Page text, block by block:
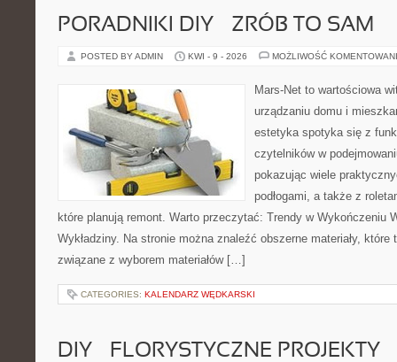
PORADNIKI DIY – ZRÓB TO SAM
POSTED BY ADMIN KWI - 9 - 2026 MOŻLIWOŚĆ
Mars-Net to wartościowa
urządzaniu domu i
estetyka spotyka się z
czytelników w
pokazując wiele
podłogami, a także z
które planują remont. Warto przeczytać: Trendy w Wykończeniu
Wykładziny. Na stronie można znaleźć obszerne materiały, które
związane z wyborem materiałów […]
CATEGORIES: KALENDARZ WĘDKARSKI
DIY – FLORYSTYCZNE PROJEKTY